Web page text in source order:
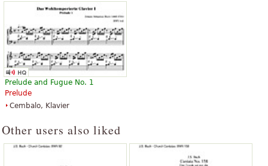
Prelude and Fugue No. 1
Prelude
Cembalo, Klavier
Other users also liked